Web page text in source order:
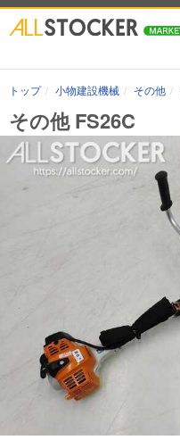
トップ 小物建設機械 その他
その他 FS26C